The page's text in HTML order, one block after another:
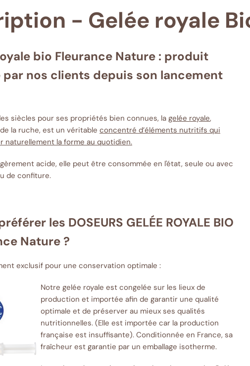
- Gelée royale
bio Fleurance Nature : produit
nos clients depuis son lancement
siècles pour ses propriétés bien connues, la gelée royale,
la ruche, est un véritable concentré d’éléments nutritifs qui
naturellement la forme au quotidien.
acide, elle peut être consommée en l'état, seule ou avec
de confiture.
les DOSEURS GELÉE ROYALE BIO
Nature ?
exclusif pour une conservation optimale :
Notre gelée royale est congelée sur les lieux de
production et importée afin de garantir une qualité
optimale et de préserver au mieux ses qualités
nutritionnelles. (Elle est importée car la production
française est insuffisante). Conditionnée en France, sa
fraîcheur est garantie par un emballage isotherme.